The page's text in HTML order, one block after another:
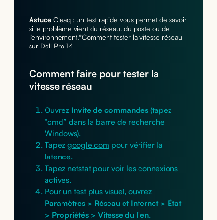
AstuceCleaq : un test rapide vous permet de savoir
si le problème vient du réseau, du poste ou de
l’environnement.*Comment tester la vitesse réseau
sur Dell Pro 14
Comment faire pour tester la
vitesse réseau
Ouvrez Invite de commandes(tapez
“cmd” dans la barre de recherche
Windows).
Tapez google.com pour vérifier la
latence.
Tapez netstat pour voir les connexions
actives.
Pour un test plus visuel, ouvrez
Paramètres> Réseau et Internet> État
> Propriétés> Vitesse du lien.